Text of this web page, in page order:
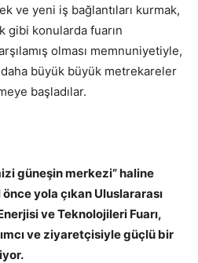
ve yeni iş bağlantıları kurmak,
gibi konularda fuarın
olması memnuniyetiyle,
büyük büyük metrekareler
başladılar.
güneşin merkezi” haline
yola çıkan Uluslararası
ve Teknolojileri Fuarı,
ve ziyaretçisiyle güçlü bir